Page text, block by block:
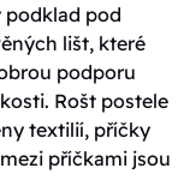
pod
lišt, které
podporu
Rošt postele
textilií, příčky
příčkami jsou